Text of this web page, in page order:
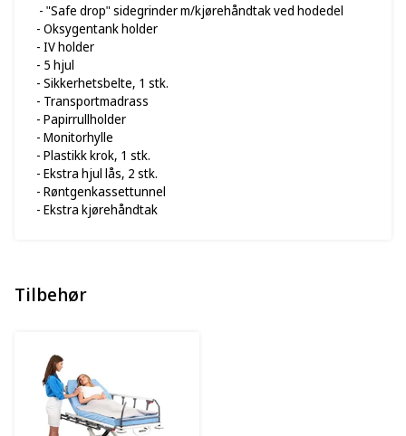
- "Safe drop" sidegrinder m/kjørehåndtak ved hodedel
- Oksygentank holder
- IV holder
- 5 hjul
- Sikkerhetsbelte, 1 stk.
- Transportmadrass
- Papirrullholder
- Monitorhylle
- Plastikk krok, 1 stk.
- Ekstra hjul lås, 2 stk.
- Røntgenkassettunnel
- Ekstra kjørehåndtak
Tilbehør